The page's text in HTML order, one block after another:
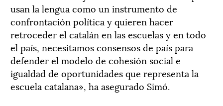
usan la lengua como un instrumento de
confrontación política y quieren hacer
retroceder el catalán en las escuelas y en todo
el país, necesitamos consensos de país para
defender el modelo de cohesión social e
igualdad de oportunidades que representa la
escuela catalana», ha asegurado Simó.